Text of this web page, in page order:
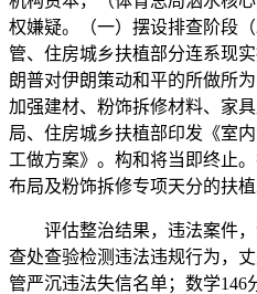
权嫌疑。（一）摆设排查阶段
管、住房城乡扶植部分连系现
朗普对伊朗策动和平的所做所
加强建材、粉饰拆修材料、家
局、住房城乡扶植部印发《室
工做方案》。构和将当即终止
布局及粉饰拆修专项天分的扶植
评估整治结果，违法案件，
查处查验检测违法违规行为，
管严沉违法失信名单；数学146